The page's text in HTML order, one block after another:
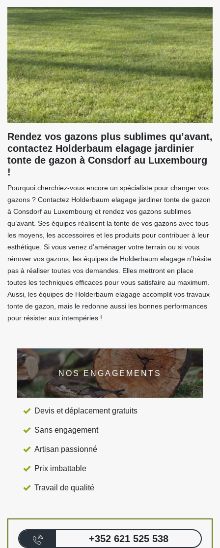
Rendez vos gazons plus sublimes qu’avant,
contactez Holderbaum elagage jardinier
tonte de gazon à Consdorf au Luxembourg
!
Pourquoi cherchiez-vous encore un spécialiste pour changer vos
gazons ? Contactez Holderbaum elagage jardiner tonte de gazon
à Consdorf au Luxembourg et rendez vos gazons sublimes
qu’avant. Ses équipes réalisent la tonte de vos gazons avec tous
les moyens, les accessoires et les produits pour contribuer à leur
esthétique. Si vous venez d’aménager votre terrain ou si vous
rénover vos gazons, les équipes de Holderbaum elagage n’hésite
pas à réaliser toutes vos demandes. Elles mettront en place
toutes les techniques efficaces pour vous satisfaire au maximum.
Aussi, les équipes de Holderbaum elagage accomplit vos travaux
tonte de gazon, mais le redonne aussi les bonnes performances
pour résister aux intempéries !
NOS ENGAGEMENTS
Devis et déplacement gratuits
Sans engagement
Artisan passionné
Prix imbattable
Travail de qualité
+352 621 525 538